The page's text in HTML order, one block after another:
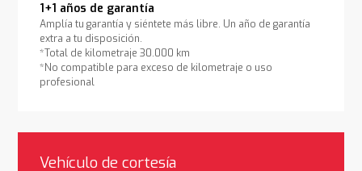
1+1 años de garantía
Amplía tu garantía y siéntete más libre. Un año de garantía
extra a tu disposición.
*Total de kilometraje 30.000 km
*No compatible para exceso de kilometraje o uso
profesional
Vehículo de cortesía